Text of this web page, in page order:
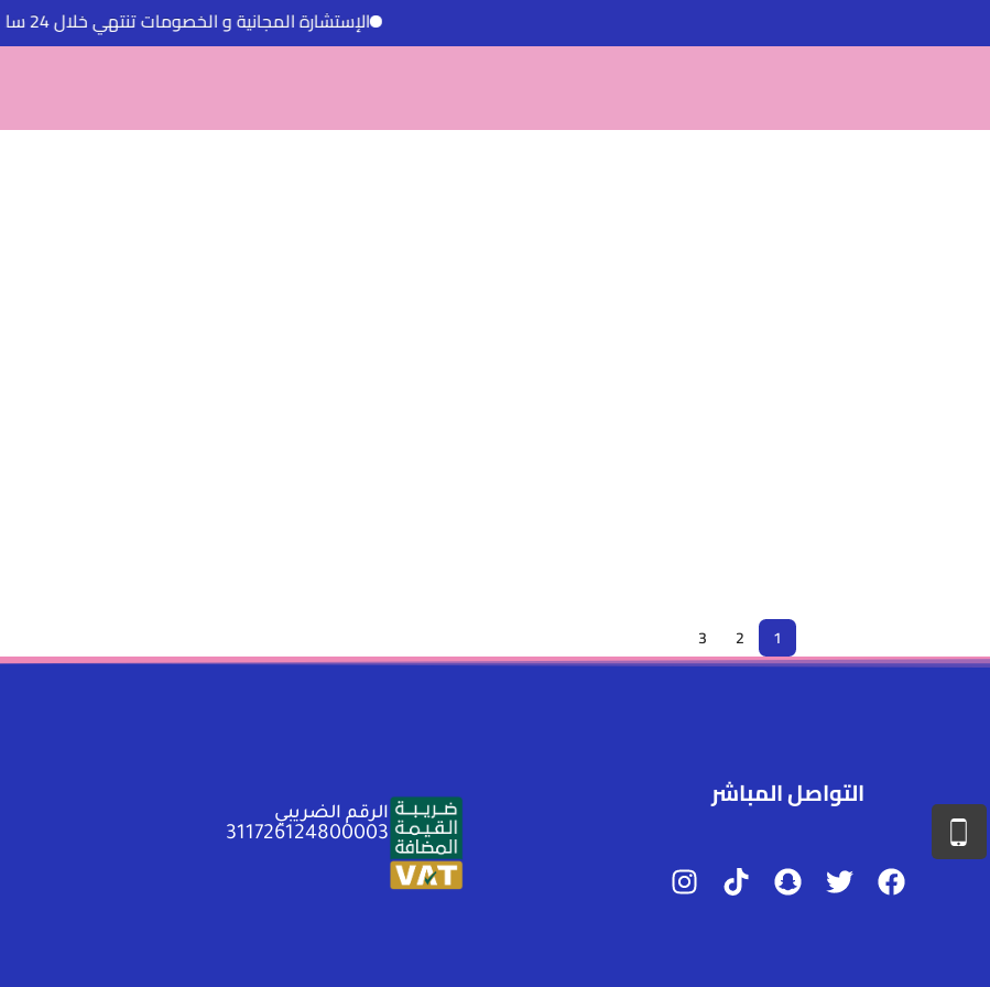
الإستشارة المجانية و الخصومات تنتهي خلال 24 ساعة
1
2
3
التواصل المباشر
الرقم الضريبي
311726124800003